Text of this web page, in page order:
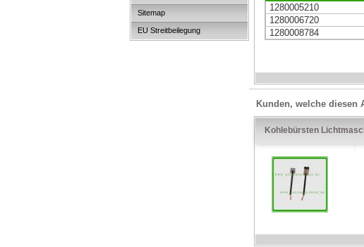
Sitemap
EU Streitbeilegung
1280005210
1280006720
1280008784
Kunden, welche diesen
Kohlebürsten